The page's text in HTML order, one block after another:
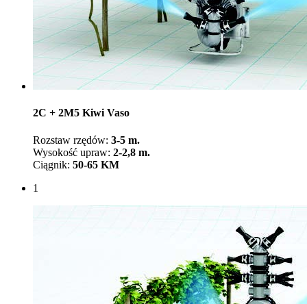
2C + 2M5 Kiwi Vaso
Rozstaw rzędów: 3-5 m.
Wysokość upraw: 2-2,8 m.
Ciągnik: 50-65 KM
1